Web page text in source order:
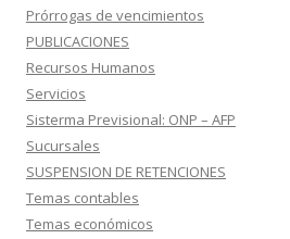
Prórrogas de vencimientos
PUBLICACIONES
Recursos Humanos
Servicios
Sisterma Previsional: ONP – AFP
Sucursales
SUSPENSION DE RETENCIONES
Temas contables
Temas económicos